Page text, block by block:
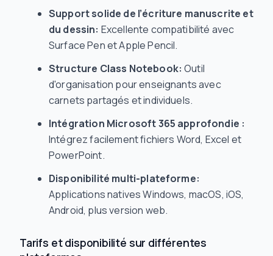
Support solide de l’écriture manuscrite et
du dessin: Excellente compatibilité avec
Surface Pen et Apple Pencil.
Structure Class Notebook: Outil
d'organisation pour enseignants avec
carnets partagés et individuels.
Intégration Microsoft 365 approfondie :
Intégrez facilement fichiers Word, Excel et
PowerPoint.
Disponibilité multi-plateforme:
Applications natives Windows, macOS, iOS,
Android, plus version web.
Tarifs et disponibilité sur différentes